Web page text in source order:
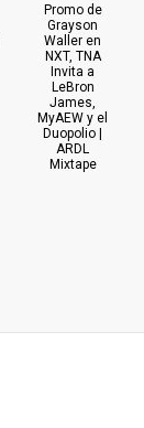
Promo de
Grayson
Waller en
NXT, TNA
Invita a
LeBron
James,
MyAEW y el
Duopolio |
ARDL
Mixtape